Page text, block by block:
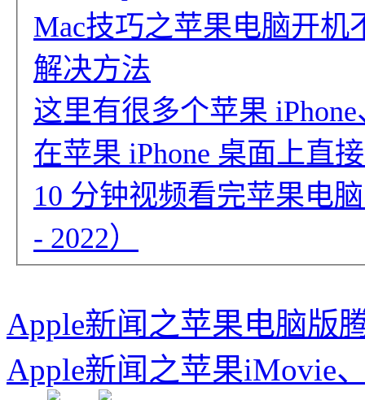
Mac技巧之苹果电脑开
解决方法
这里有很多个苹果
在苹果 iPhone 桌面上直
10 分钟视频看完苹果电
- 2022）
Apple新闻之苹果电脑版
Apple新闻之苹果iMovie